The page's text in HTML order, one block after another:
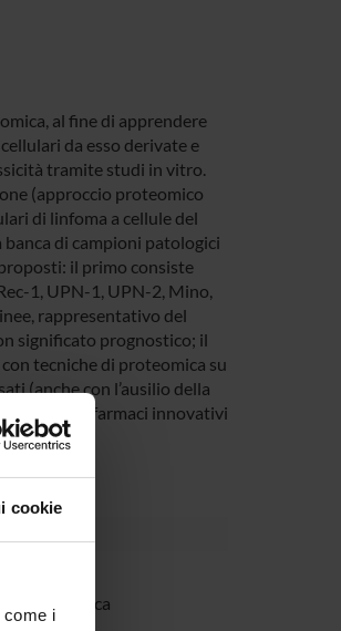
cookie
come i
al fine di apprendere
da esso derivate e
tramite studi in vitro.
(approccio proteomico
di linfoma a cellule del
di campioni patologici
il primo consiste
1, UPN-1, UPN-2, Mino,
rappresentativo del
significato prognostico; il
tecniche di proteomica su
(anche con l’ausilio della
cellulare a farmaci innovativi
Scientifica